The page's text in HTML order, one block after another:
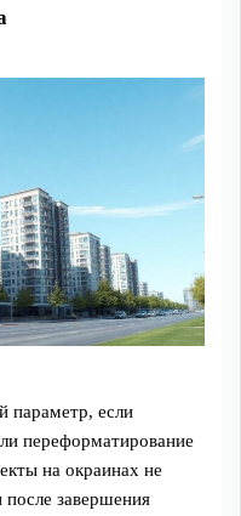
параметр, если
переформатирование
на окраинах не
завершения